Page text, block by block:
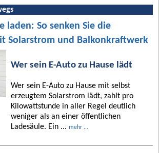
laden: So senken Sie die
Solarstrom und Balkonkraftwerk
Wer sein E-Auto zu Hause lädt
Wer sein E-Auto zu Hause mit selbst
erzeugtem Solarstrom lädt, zahlt pro
Kilowattstunde in aller Regel deutlich
weniger als an einer öffentlichen
Ladesäule. Ein ... mehr ...